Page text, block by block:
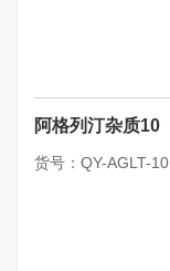
阿格列汀杂质10
货号：QY-AGLT-10